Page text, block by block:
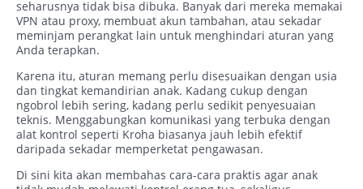
seharusnya tidak bisa dibuka. Banyak dari mereka memakai
VPN atau proxy, membuat akun tambahan, atau sekadar
meminjam perangkat lain untuk menghindari aturan yang
Anda terapkan.
Karena itu, aturan memang perlu disesuaikan dengan usia
dan tingkat kemandirian anak. Kadang cukup dengan
ngobrol lebih sering, kadang perlu sedikit penyesuaian
teknis. Menggabungkan komunikasi yang terbuka dengan
alat kontrol seperti Kroha biasanya jauh lebih efektif
daripada sekadar memperketat pengawasan.
Di sini kita akan membahas cara-cara praktis agar anak